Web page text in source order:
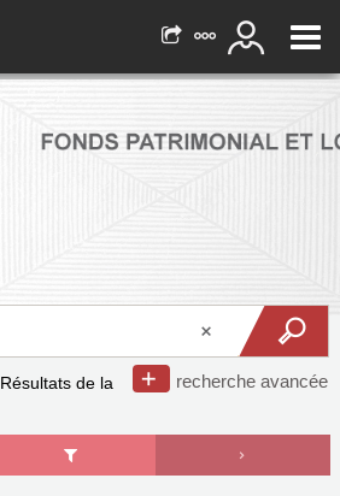
recherche avancée
Résultats de la